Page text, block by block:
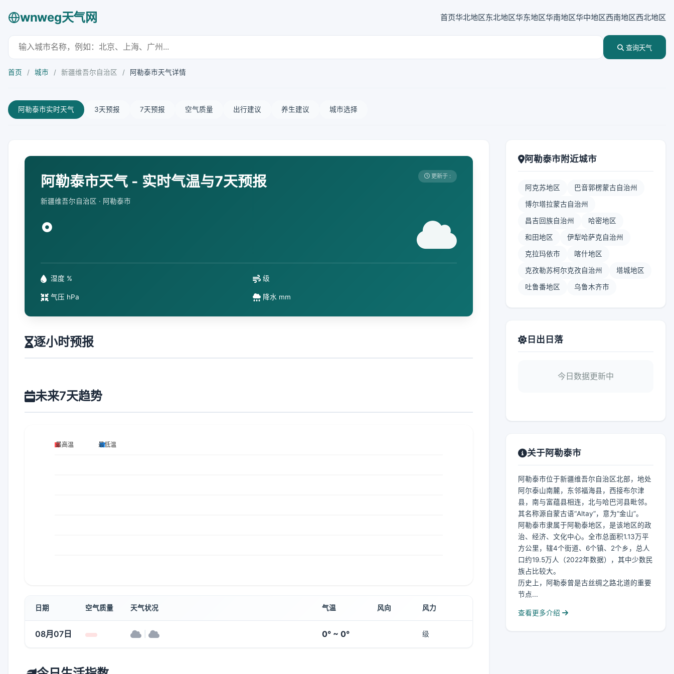
wnweg天气网 首页华北地区东北地区华东地区华南地区华中地区西南地区西北地区
查询天气
首页 / 城市 / 新疆维吾尔自治区 / 阿勒泰市天气详情
阿勒泰市实时天气 3天预报 7天预报 空气质量 出行建议 养生建议 城市选择
阿勒泰市天气 - 实时气温与7天预报
新疆维吾尔自治区 · 阿勒泰市
更新于 :
°
湿度 % 级
气压 hPa 降水 mm
逐小时预报
未来7天趋势
日期 空气质量 天气状况 气温 风向 风力
08月07日 0° ~ 0° 级
阿勒泰市附近城市
阿克苏地区 巴音郭楞蒙古自治州
博尔塔拉蒙古自治州
昌吉回族自治州 哈密地区
和田地区 伊犁哈萨克自治州
克拉玛依市 喀什地区
克孜勒苏柯尔克孜自治州 塔城地区
吐鲁番地区 乌鲁木齐市
日出日落
今日数据更新中
关于阿勒泰市
阿勒泰市位于新疆维吾尔自治区北部，地处
阿尔泰山南麓，东邻福海县，西接布尔津
县，南与富蕴县相连，北与哈巴河县毗邻。
其名称源自蒙古语“Altay”，意为“金山”。
阿勒泰市隶属于阿勒泰地区，是该地区的政
治、经济、文化中心。全市总面积1.13万平
方公里，辖4个街道、6个镇、2个乡，总人
口约19.5万人（2022年数据），其中少数民
族占比较大。
历史上，阿勒泰曾是古丝绸之路北道的重要
节点...
查看更多介绍